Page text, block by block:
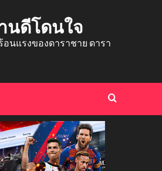
นดีโดนใจ
นแรงของดาราชาย ดารา